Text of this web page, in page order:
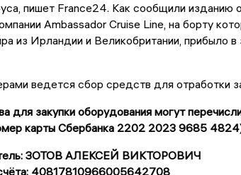
пишет France24. Как сообщили изданию
Ambassador Cruise Line, на борту
из Ирландии и Великобритании, прибыло
ведется сбор средств для отработки
для закупки оборудования могут
карты Сбербанка 2202 2023 9685 4824),
ЗОТОВ АЛЕКСЕЙ ВИКТОРОВИЧ
40817810966005642708